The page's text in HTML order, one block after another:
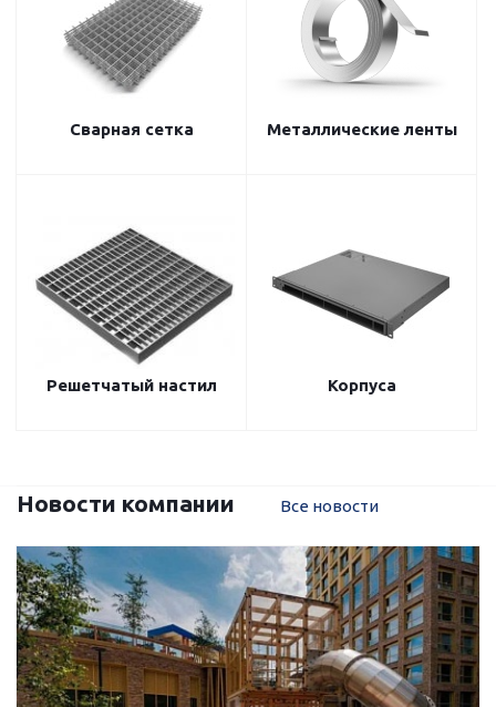
Сварная сетка Металлические ленты
Решетчатый настил Корпуса
Новости компании Все новости